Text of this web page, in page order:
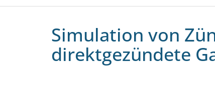
Simulation von
direktgezündete